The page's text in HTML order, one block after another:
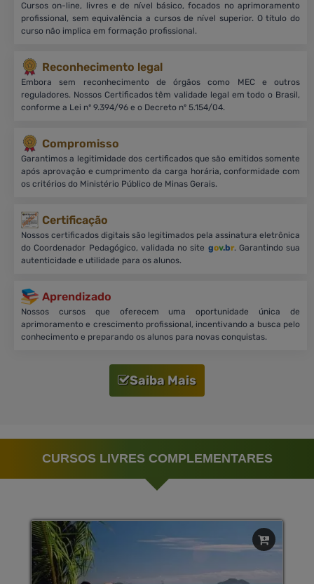
Cursos on-line, livres e de nível básico, focados no aprimoramento
profissional, sem equivalência a cursos de nível superior. O título do
curso não implica em formação profissional.
Reconhecimento legal
Embora sem reconhecimento de órgãos como MEC e outros
reguladores. Nossos Certificados têm validade legal em todo o Brasil,
conforme a Lei nº 9.394/96 e o Decreto nº 5.154/04.
Compromisso
Garantimos a legitimidade dos certificados que são emitidos somente
após aprovação e cumprimento da carga horária, conformidade com
os critérios do Ministério Público de Minas Gerais.
Certificação
Nossos certificados digitais são legitimados pela assinatura eletrônica
do Coordenador Pedagógico, validada no site gov.br. Garantindo sua
autenticidade e utilidade para os alunos.
Aprendizado
Nossos cursos que oferecem uma oportunidade única de
aprimoramento e crescimento profissional, incentivando a busca pelo
conhecimento e preparando os alunos para novas conquistas.
Saiba Mais
CURSOS LIVRES COMPLEMENTARES